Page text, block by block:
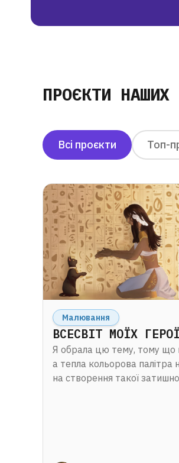
ПРОЄКТИ НАШИХ
Всі проєкти Топ-
Малювання
ВСЕСВІТ МОЇХ
Я обрала цю тему, тому що
а тепла кольорова палітра
на створення такої